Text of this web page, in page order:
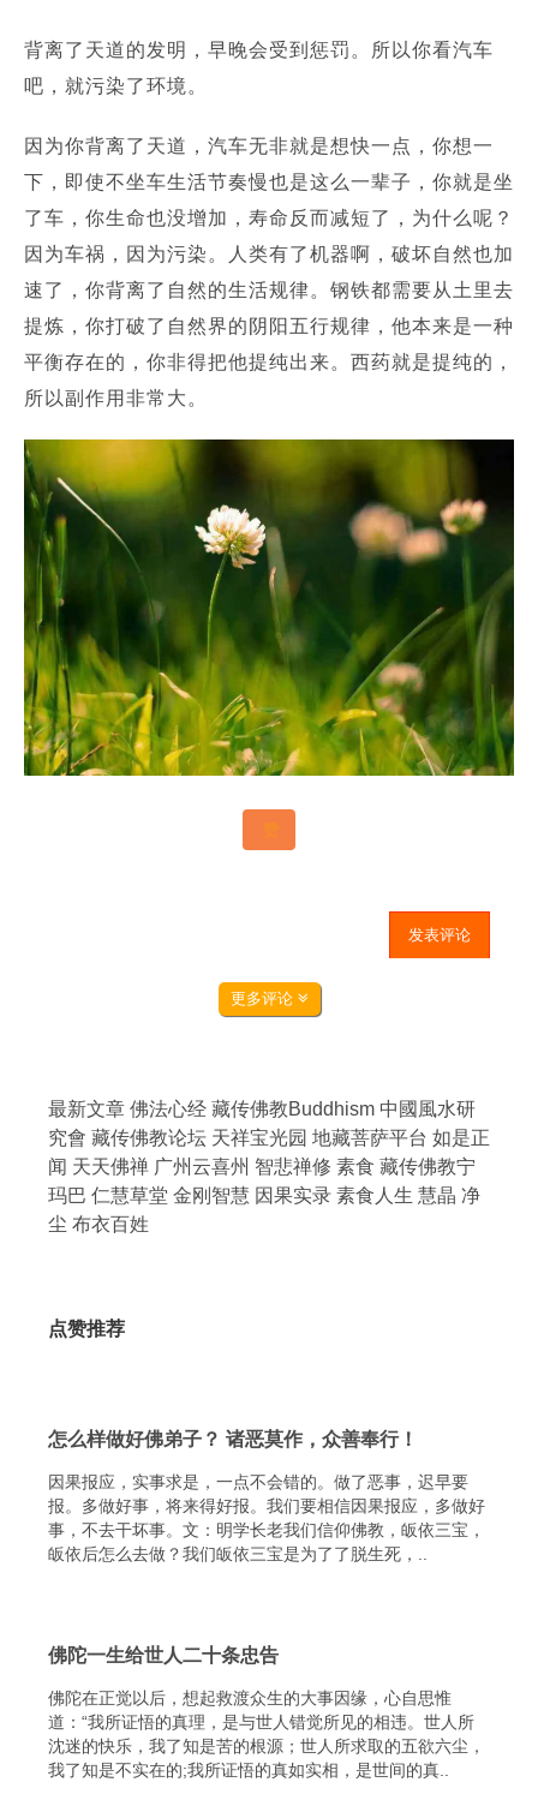
背离了天道的发明，早晚会受到惩罚。 所以你看汽车
吧，就污染了环境。
因为你背离了天道，汽车无非就是想快一点，你想一
下，即使不坐车生活节奏慢也是这么一辈子，你就是坐
了车，你生命也没增加，寿命反而减短了，为什么呢？
因为车祸，因为污染。
人类有了机器啊，破坏自然也加
速了，你背离了自然的生活规律。 钢铁都需要从土里去
提炼，你打破了自然界的阴阳五行规律，他本来是一种
平衡存在的，你非得把他提纯出来。 西药就是提纯的，
所以副作用非常大。
赞
发表评论
更多评论
最新文章 佛法心经 藏传佛教Buddhism 中國風水研
究會 藏传佛教论坛 天祥宝光园 地藏菩萨平台 如是正
闻 天天佛禅 广州云喜州 智悲禅修 素食 藏传佛教宁
玛巴 仁慧草堂 金刚智慧 因果实录 素食人生 慧晶 净
尘 布衣百姓
点赞推荐
怎么样做好佛弟子？ 诸恶莫作，众善奉行！
因果报应，实事求是，一点不会错的。做了恶事，迟早要
报。多做好事，将来得好报。我们要相信因果报应，多做好
事，不去干坏事。文：明学长老我们信仰佛教，皈依三宝，
皈依后怎么去做？我们皈依三宝是为了了脱生死，..
佛陀一生给世人二十条忠告
佛陀在正觉以后，想起救渡众生的大事因缘，心自思惟
道：“我所证悟的真理，是与世人错觉所见的相违。世人所
沈迷的快乐，我了知是苦的根源；世人所求取的五欲六尘，
我了知是不实在的;我所证悟的真如实相，是世间的真..